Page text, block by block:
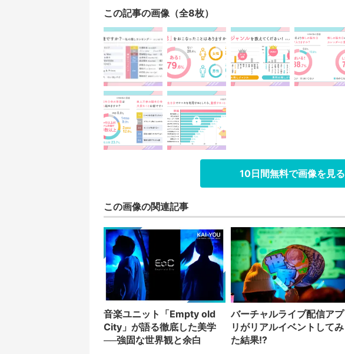
この記事の画像（全8枚）
10日間無料で画像を見る
この画像の関連記事
音楽ユニット「Empty old
City」が語る徹底した美学
──強固な世界観と余白
バーチャルライブ配信アプ
リがリアルイベントしてみ
た結果!?